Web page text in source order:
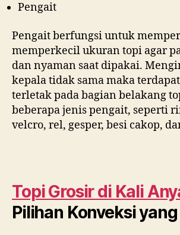
Pengait
Pengait berfungsi untuk
memperkecil ukuran topi agar
dan nyaman saat dipakai.
kepala tidak sama maka
terletak pada bagian belakang
beberapa jenis pengait, seperti
velcro, rel, gesper, besi cakop,
Topi Grosir di Kali
Pilihan Konveksi